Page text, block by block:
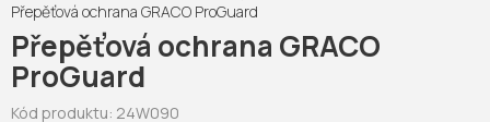
Přepěťová ochrana GRACO
ProGuard
Kód produktu: 24W090
Přepěťová ochrana GRACO ProGuard